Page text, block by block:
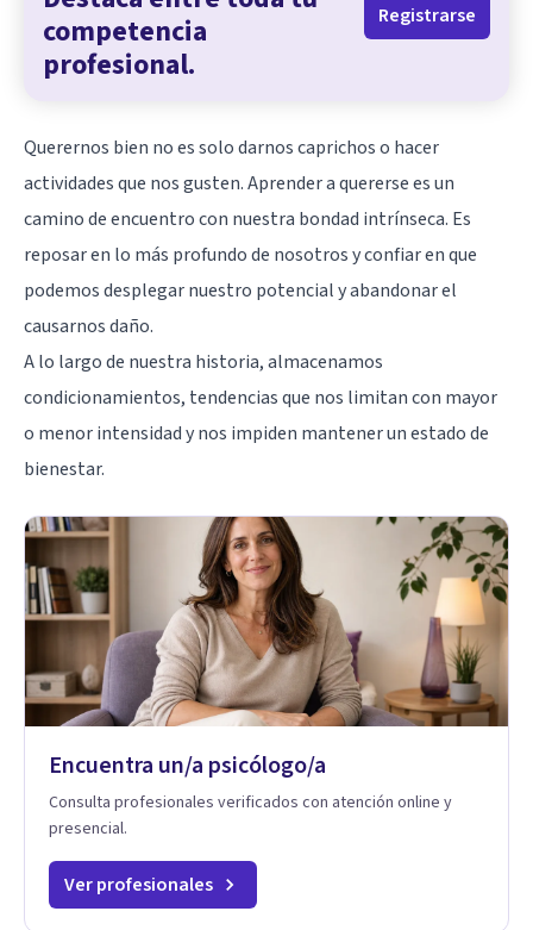
competencia
profesional.
Registrarse
Querernos bien no es solo darnos caprichos o hacer
actividades que nos gusten. Aprender a quererse es un
camino de encuentro con nuestra bondad intrínseca. Es
reposar en lo más profundo de nosotros y confiar en que
podemos desplegar nuestro potencial y abandonar el
causarnos daño.
A lo largo de nuestra historia, almacenamos
condicionamientos, tendencias que nos limitan con mayor
o menor intensidad y nos impiden mantener un estado de
bienestar.
Encuentra un/a psicólogo/a
Consulta profesionales verificados con atención online y
presencial.
Ver profesionales